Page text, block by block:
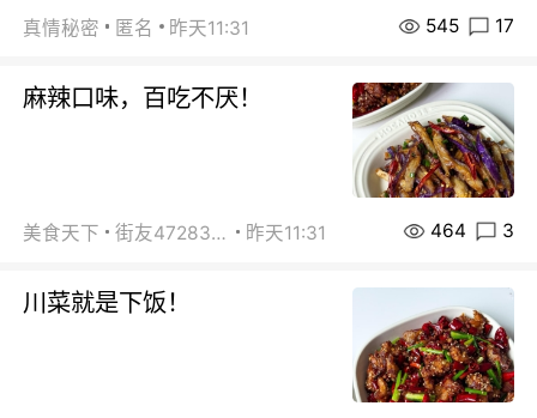
真情秘密 匿名 昨天11:31 545 17
麻辣口味，百吃不厌！
美食天下 街友472838572 昨天11:31 464 3
川菜就是下饭！